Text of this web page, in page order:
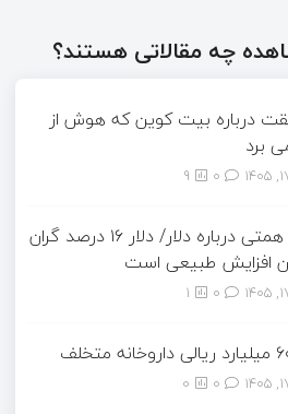
چه مقالاتی هستند؟
درباره بیت کوین که هوش از
برد
9
اظهارات همتی درباره دلار/ دلار ۱۶ درصد گران
افزایش طبیعی است
1
0